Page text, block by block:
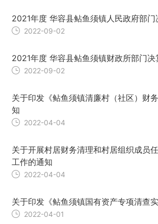
2021年度 华容县鲇鱼须镇人民政府部门
2022-09-02
2021年度 华容县鲇鱼须镇财政所部门决
2022-09-02
关于印发《鲇鱼须镇清廉村（社区）财
知
2022-04-04
关于开展村居财务清理和村居组织成员
工作的通知
2022-04-04
关于印发《鲇鱼须镇国有资产专项清查
2022-04-01